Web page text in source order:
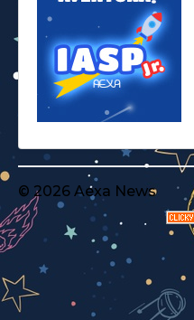
© 2026 Aexa News